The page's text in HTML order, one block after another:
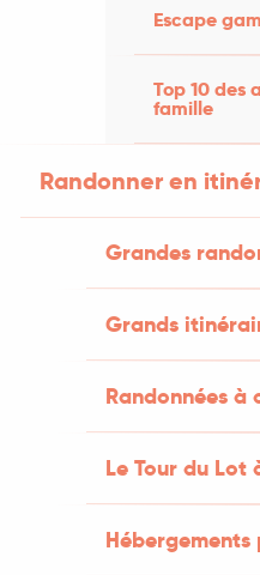
Escape
Top 10 des
famille
Randonner en
Grandes
Grands
Randonnées
Le Tour du Lot
DE TERRES
participatif
hameau de Barrières,